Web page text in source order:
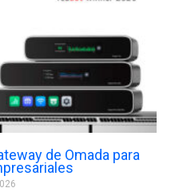
de Omada para